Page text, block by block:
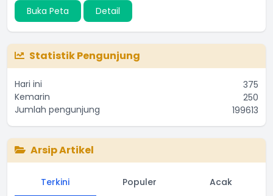
Buka Peta Detail
Statistik Pengunjung
Hari ini
375
Kemarin
250
Jumlah pengunjung
199613
Arsip Artikel
Terkini Populer Acak